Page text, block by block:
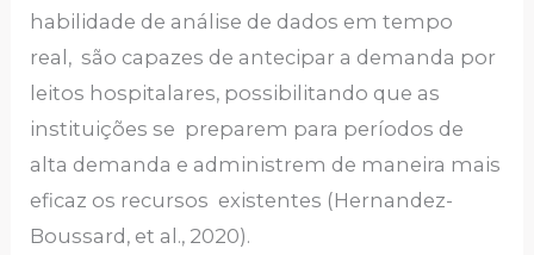
habilidade de análise de dados em tempo
real, são capazes de antecipar a demanda por
leitos hospitalares, possibilitando que as
instituições se preparem para períodos de
alta demanda e administrem de maneira mais
eficaz os recursos existentes (Hernandez-
Boussard, et al., 2020).